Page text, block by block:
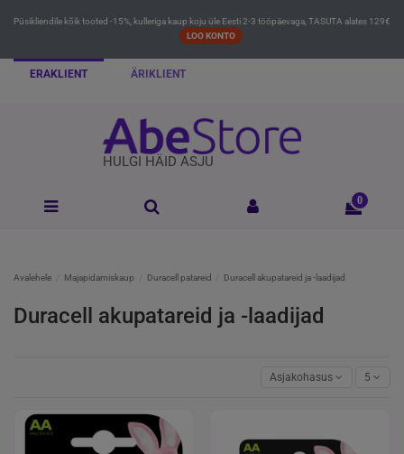
Püsikliendile kõik tooted -15%, kulleriga kaup koju üle Eesti 2-3 tööpäevaga, TASUTA alates 129€
LOO KONTO
ERAKLIENT ÄRIKLIENT
HULGI HÄID ASJU
0
Avalehele Majapidamiskaup Duracell patareid Duracell akupatareid ja -laadijad
Duracell akupatareid ja -laadijad
Asjakohasus 5